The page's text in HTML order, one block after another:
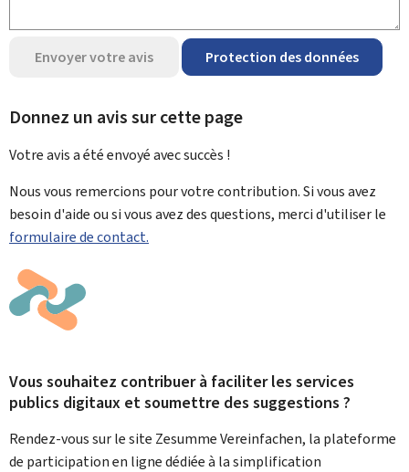
Envoyer votre avis Protection des données
Donnez un avis sur cette page
Votre avis a été envoyé avecsuccès !
Nous vous remercions pour votre contribution. Si vous avez
besoin d'aide ou si vous avez des questions, merci d'utiliser le
formulaire de contact.
Vous souhaitez contribuer à faciliter les services
publics digitaux et soumettre des suggestions ?
Rendez-vous sur le site Zesumme Vereinfachen, la plateforme
de participation en ligne dédiée à la simplification